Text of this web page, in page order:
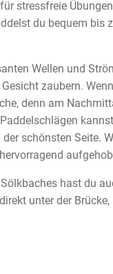
stressfreie
du bequem bis
Wellen und
zaubern.
denn am
schönsten Seite.
hast du
unter der